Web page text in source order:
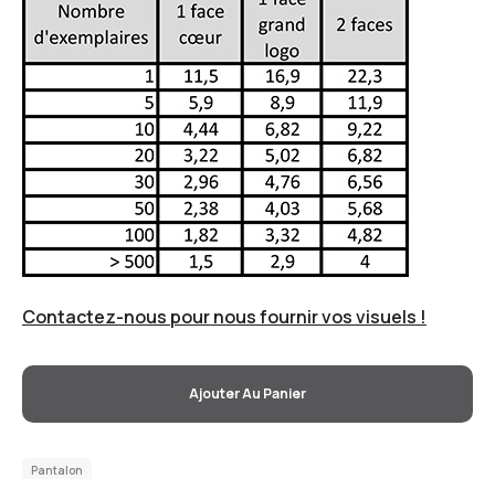
Contactez-nous pour nous fournir vos visuels !
Ajouter Au Panier
Pantalon